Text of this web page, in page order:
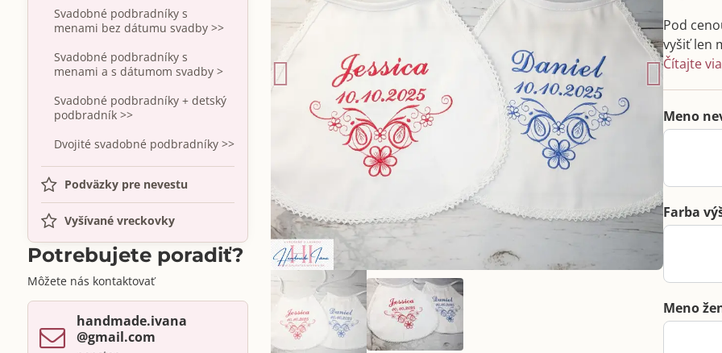
Pod
vyšiť len
Čítajte
Meno
Farba
Meno
Svadobné podbradníky s
menami bez dátumu svadby >>
Svadobné podbradníky s
menami a s dátumom svadby >
Svadobné podbradníky + detský
podbradník >>
Dvojité svadobné podbradníky >>
Podväzky pre nevestu
Vyšívané vreckovky
Potrebujete poradiť?
Môžete nás kontaktovať
handmade​.ivana ​
@gmail​.com